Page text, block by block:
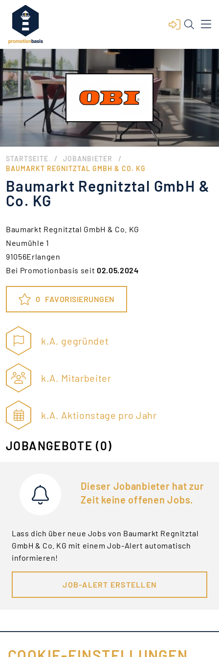
STARTSEITE / JOBANBIETER /
BAUMARKT REGNITZTAL GMBH & CO. KG
Baumarkt Regnitztal GmbH &
Co. KG
Baumarkt Regnitztal GmbH & Co. KG
Neumühle 1
91056Erlangen
Bei Promotionbasis seit02.05.2024
0 FAVORISIERUNGEN
k.A. gegründet
k.A. Mitarbeiter
k.A. Aktionstage pro Jahr
JOBANGEBOTE (0)
Dieser Jobanbieter hat zur
Zeit keine offenen Jobs.
Lass dich über neue Jobs von Baumarkt Regnitztal
GmbH & Co. KG mit einem Job-Alert automatisch
informieren!
JOB-ALERT ERSTELLEN